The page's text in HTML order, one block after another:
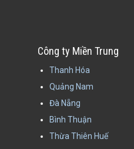
Công ty Miền Trung
Thanh Hóa
Quảng Nam
Đà Nẵng
Bình Thuận
Thừa Thiên Huế